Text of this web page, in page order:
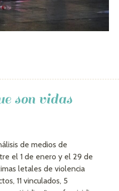
son vidas
de medios de
el 1 de enero y el 29 de
letales de violencia
11 vinculados, 5